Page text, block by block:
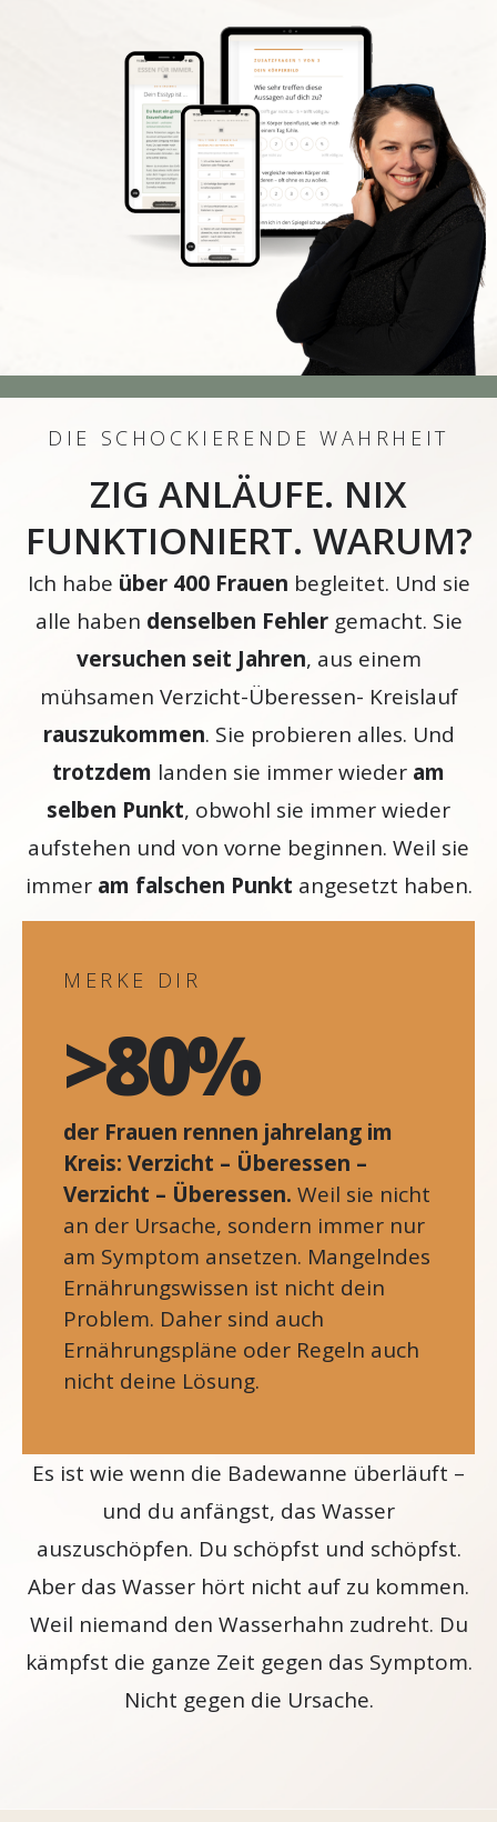
DIE SCHOCKIERENDE WAHRHEIT
ZIG ANLÄUFE. NIX
FUNKTIONIERT. WARUM?
Ich habe über 400 Frauen begleitet. Und sie
alle haben denselben Fehlergemacht. Sie
versuchen seit Jahren, aus einem
mühsamen Verzicht-Überessen- Kreislauf
rauszukommen. Sie probieren alles. Und
trotzdem landen sie immer wieder am
selben Punkt, obwohl sie immer wieder
aufstehen und von vorne beginnen. Weil sie
immeram falschen Punkt angesetzt haben.
MERKE DIR
>80%
der Frauen rennen jahrelang im
Kreis: Verzicht – Überessen –
Verzicht – Überessen. Weil sie nicht
an der Ursache, sondern immer nur
am Symptom ansetzen. Mangelndes
Ernährungswissen ist nicht dein
Problem. Daher sind auch
Ernährungspläne oder Regeln auch
nicht deine Lösung.
Es ist wie wenn die Badewanne überläuft –
und du anfängst, das Wasser
auszuschöpfen. Du schöpfst und schöpfst.
Aber das Wasser hört nicht auf zu kommen.
Weil niemand den Wasserhahn zudreht. Du
kämpfst die ganze Zeit gegen das Symptom.
Nicht gegen die Ursache.